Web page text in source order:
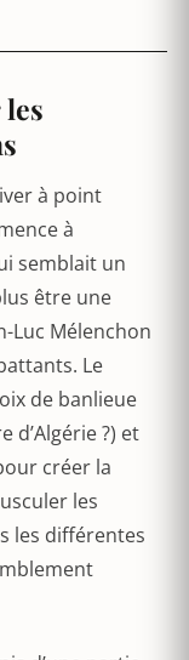
à point
à
semblait un
être une
Luc Mélenchon
Le
de banlieue
d’Algérie ?) et
créer la
les
les différentes